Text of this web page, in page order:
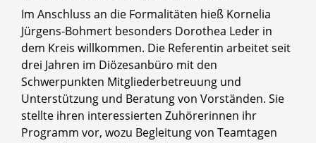
Im Anschluss an die Formalitäten hieß Kornelia
Jürgens-Bohmert besonders Dorothea Leder in
dem Kreis willkommen. Die Referentin arbeitet seit
drei Jahren im Diözesanbüro mit den
Schwerpunkten Mitgliederbetreuung und
Unterstützung und Beratung von Vorständen. Sie
stellte ihren interessierten Zuhörerinnen ihr
Programm vor, wozu Begleitung von Teamtagen